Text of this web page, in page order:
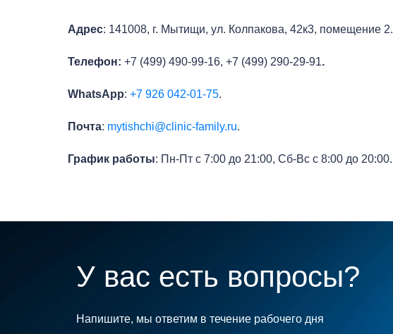
Адрес: 141008, г. Мытищи, ул. Колпакова, 42к3, помещение 2.
Телефон: +7 (499) 490-99-16, +7 (499) 290-29-91.
WhatsApp: +7 926 042-01-75.
Почта: mytishchi@clinic-family.ru.
График работы: Пн-Пт с 7:00 до 21:00, Сб-Вс с 8:00 до 20:00.
У вас есть вопросы?
Напишите, мы ответим в течение рабочего дня